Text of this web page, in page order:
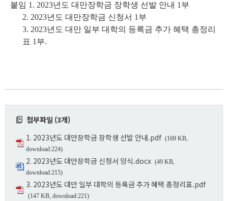
붙임 1. 2023년도 대만장학금 장학생 선발 안내 1부
2. 2023년도 대만장학금 신청서 1부
3. 2023년도 대만 일부 대학의 등록금 추가 혜택 총정리
표 1부.
첨부파일 (3개)
1. 2023년도 대만장학금 장학생 선발 안내.pdf (169 KB,
download:224)
2. 2023년도 대만장학금 신청서 양식.docx (49 KB,
download:215)
3. 2023년도 대만 일부 대학의 등록금 추가 혜택 총정리표.pdf
(147 KB, download:221)